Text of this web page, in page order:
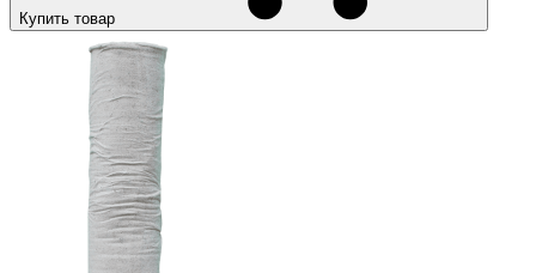
Купить товар